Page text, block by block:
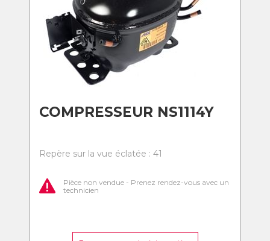
COMPRESSEUR NS1114Y
Repère sur la vue éclatée : 41
Pièce non vendue - Prenez rendez-vous avec un
technicien